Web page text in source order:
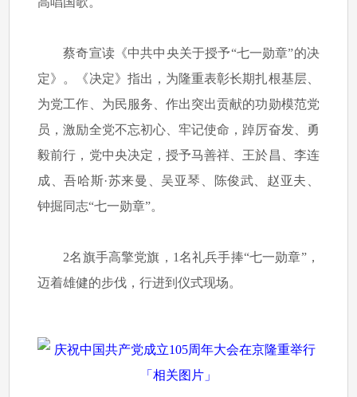
蔡奇宣读《中共中央关于授予“七一勋章”的决
定》。《决定》指出，为隆重表彰长期扎根基层、
为党工作、为民服务、作出突出贡献的功勋模范党
员，激励全党不忘初心、牢记使命，踔厉奋发、勇
毅前行，党中央决定，授予马善祥、王於昌、李连
成、吾哈斯·苏来曼、吴亚琴、陈俊武、赵亚夫、
钟掘同志“七一勋章”。
2名旗手高擎党旗，1名礼兵手捧“七一勋章”，
迈着雄健的步伐，行进到仪式现场。